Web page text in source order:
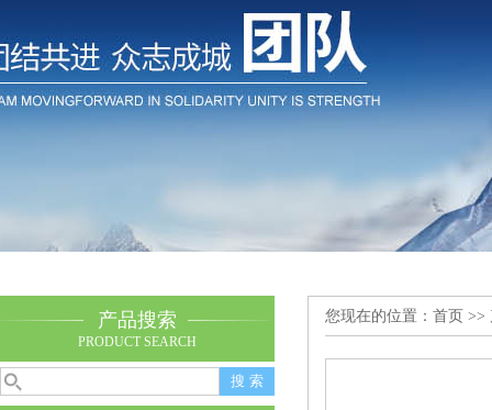
产品搜索
PRODUCT SEARCH
您现在的位置： 首页 >>